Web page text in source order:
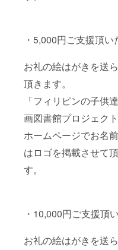
・5,000円ご支援頂い
お礼の絵はがきを送
頂きます。
「フィリピンの子供
画図書館プロジェク
ホームページでお名
はロゴを掲載させて
す。
・10,000円ご支援頂
お礼の絵はがきを送